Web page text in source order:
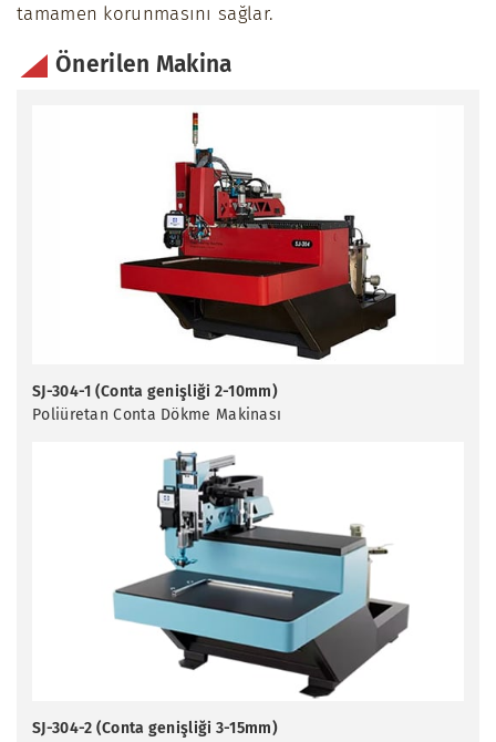
tamamen korunmasını sağlar.
Önerilen Makina
SJ-304-1 (Conta genişliği 2-10mm)
Poliüretan Conta Dökme Makinası
SJ-304-2 (Conta genişliği 3-15mm)